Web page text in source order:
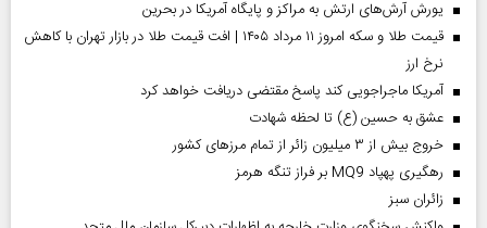
یورش آرش‌های ارتش به مراکز و پایگاه‌ آمریکا در بحرین
قیمت طلا و سکه امروز ۱۱ مرداد ۱۴۰۵ | افت قیمت طلا در بازار تهران با کاهش
نرخ ارز
آمریکا ماجراجویی کند پاسخ مقتضی دریافت خواهد کرد
عشق به حسین (ع) تا لحظه شهادت
خروج بیش از ۳ میلیون زائر از تمام مرز‌های کشور
رهگیری پهپاد MQ9 بر فراز تنگه هرمز
‌زائران سبز